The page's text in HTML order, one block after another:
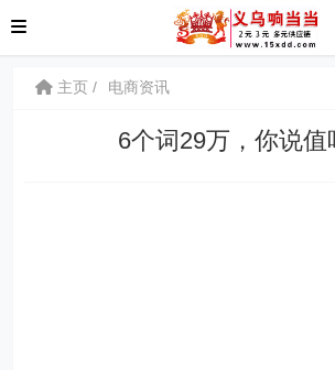
主页 电商资讯
6个词29万，你说值